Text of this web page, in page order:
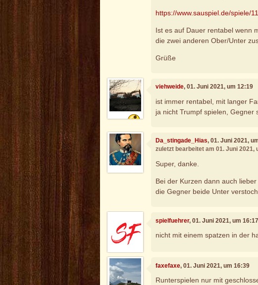
https://www.sauspiel.de/spiele/
Ist es auf Dauer rentabel wenn
die zwei anderen Ober/Unter
Grüße
viehweide, 01. Juni 2021, um 12:19
ist immer rentabel, mit langer
ja nicht Trumpf spielen, Gegner
Da_stingade_Hias, 01. Juni 2021,
zuletzt bearbeitet am 01. Juni 2021,
Super, danke.
Bei der Kurzen dann auch
die Gegner beide Unter
spielfuehrer, 01. Juni 2021, um 16:17
nicht mit einem spatzen in der
faxefaxe, 01. Juni 2021, um 16:39
Runterspielen nur mit